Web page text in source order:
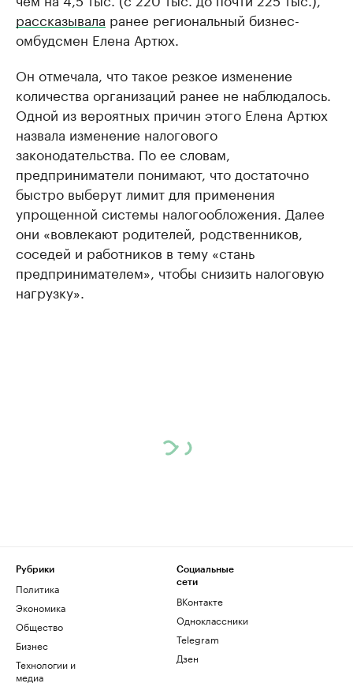
рассказывала ранее региональный бизнес-
омбудсмен Елена Артюх.
Он отмечала, что такое резкое изменение
количества организаций ранее не наблюдалось.
Одной из вероятных причин этого Елена Артюх
назвала изменение налогового
законодательства. По ее словам,
предприниматели понимают, что достаточно
быстро выберут лимит для применения
упрощенной системы налогообложения. Далее
они «вовлекают родителей, родственников,
соседей и работников в тему «стань
предпринимателем», чтобы снизить налоговую
нагрузку».
Рубрики
Политика
Экономика
Общество
Бизнес
Технологии и
медиа
Социальные
сети
ВКонтакте
Одноклассники
Telegram
Дзен